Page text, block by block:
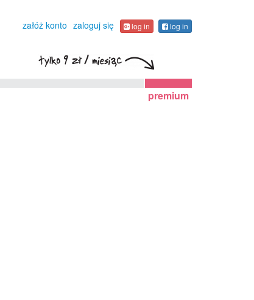
załóż konto zaloguj się log in log in
premium